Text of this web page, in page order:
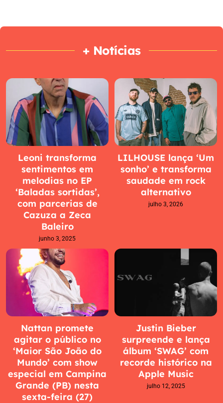
+ Notícias
Leoni transforma
sentimentos em
melodias no EP
‘Baladas sortidas’,
com parcerias de
Cazuza a Zeca
Baleiro
junho 3, 2025
LILHOUSE lança ‘Um
sonho’ e transforma
saudade em rock
alternativo
julho 3, 2026
Nattan promete
agitar o público no
‘Maior São João do
Mundo’ com show
especial em Campina
Grande (PB) nesta
sexta-feira (27)
Justin Bieber
surpreende e lança
álbum ‘SWAG’ com
recorde histórico na
Apple Music
julho 12, 2025